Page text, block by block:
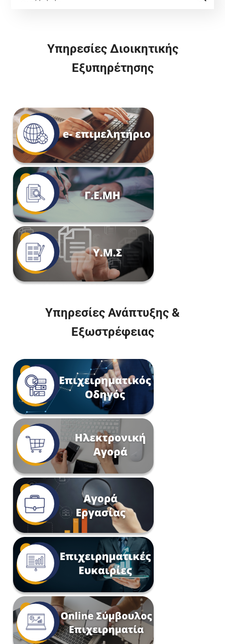
Υπηρεσίες Διοικητικής
Εξυπηρέτησης
Υπηρεσίες Ανάπτυξης &
Εξωστρέφειας